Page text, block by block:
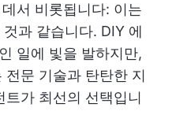
서 비롯됩니다: 이는
과 같습니다. DIY 에
일에 빛을 발하지만,
문 기술과 탄탄한 지
가 최선의 선택입니